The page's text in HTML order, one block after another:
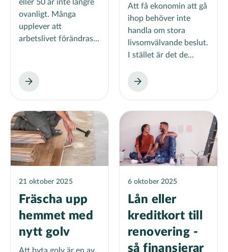
eller 50 är inte längre
ovanligt. Många
upplever att
arbetslivet förändras...
Att få ekonomin att gå
ihop behöver inte
handla om stora
livsomvälvande beslut.
I stället är det de...
21 oktober 2025
Fräscha upp
hemmet med
nytt golv
6 oktober 2025
Lån eller
kreditkort till
renovering -
så finansierar